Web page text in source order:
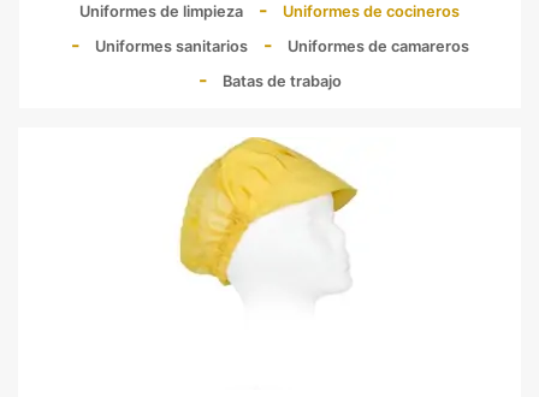
Uniformes de limpieza
Uniformes de cocineros
Uniformes sanitarios
Uniformes de camareros
Batas de trabajo